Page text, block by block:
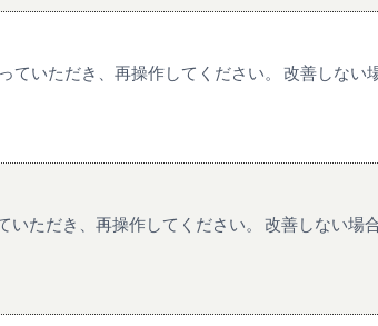
いただき、再操作してください。 改善しない
ただき、再操作してください。 改善しない場